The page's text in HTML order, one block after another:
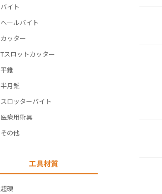
バイト
ヘールバイト
カッター
Tスロットカッター
平錐
半月錐
スロッターバイト
医療用術具
その他
工具材質
超硬